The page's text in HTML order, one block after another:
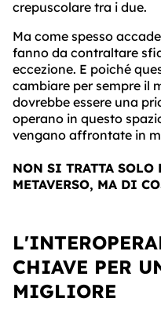
crepuscolare tra i due.
Ma come spesso
fanno da contraltare
eccezione. E poiché
cambiare per sempre il
dovrebbe essere una
operano in questo
vengano affrontate in
NON SI TRATTA
METAVERSO, MA DI
CHIAVE PER
MIGLIORE